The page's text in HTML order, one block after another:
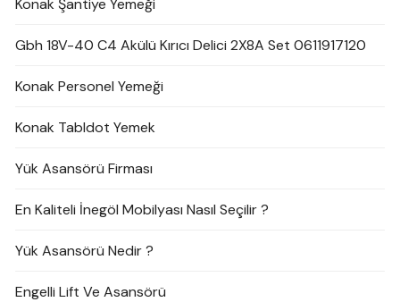
Gbh 18V-40 C4 Akülü Kırıcı Delici 2X8A Set 0611917120
Konak Personel Yemeği
Konak Tabldot Yemek
Yük Asansörü Firması
En Kaliteli İnegöl Mobilyası Nasıl Seçilir ?
Yük Asansörü Nedir ?
Engelli Lift Ve Asansörü